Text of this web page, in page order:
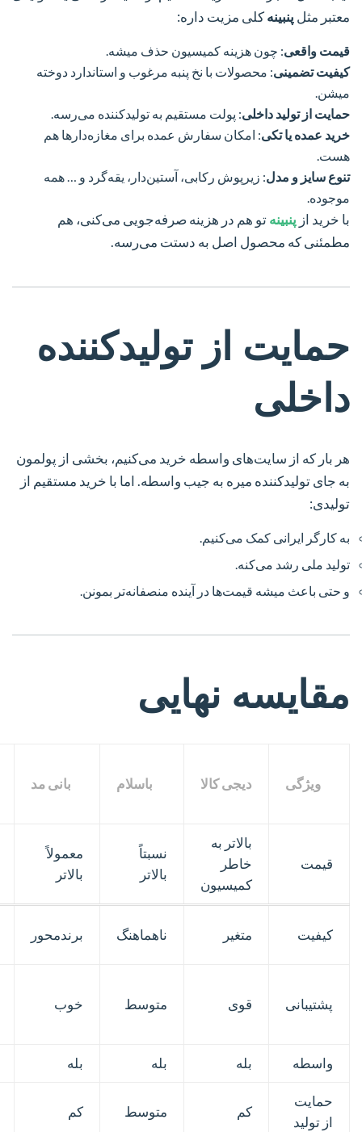
معتبر مثل پنبینهکلی مزیت داره:
قیمت واقعی: چون هزینه کمیسیون حذف میشه.
کیفیت تضمینی: محصولات با نخ پنبه مرغوب و استاندارد دوخته
میشن.
حمایت از تولید داخلی: پولت مستقیم به تولیدکننده می‌رسه.
خرید عمده یا تکی: امکان سفارش عمده برای مغازه‌دارها هم
هست.
تنوع سایز و مدل: زیرپوش رکابی، آستین‌دار، یقه‌گرد و … همه
موجوده.
با خرید از پنبینهتو هم در هزینه صرفه‌جویی می‌کنی، هم
مطمئنی که محصول اصل به دستت می‌رسه.
حمایت از تولیدکننده
داخلی
هر بار که از سایت‌های واسطه خرید می‌کنیم، بخشی از پولمون
به جای تولیدکننده میره به جیب واسطه. اما با خرید مستقیم از
تولیدی:
به کارگر ایرانی کمک می‌کنیم.
تولید ملی رشد می‌کنه.
و حتی باعث میشه قیمت‌ها در آینده منصفانه‌تر بمونن.
مقایسه نهایی
ویژگی دیجی کالا باسلام بانی مد
قیمت
بالاتر به
خاطر
کمیسیون
نسبتاً
بالاتر
معمولاً
بالاتر
کیفیت متغیر ناهماهنگ برندمحور
پشتیبانی قوی متوسط خوب
واسطه بله بله بله
حمایت
از تولید
کم متوسط کم